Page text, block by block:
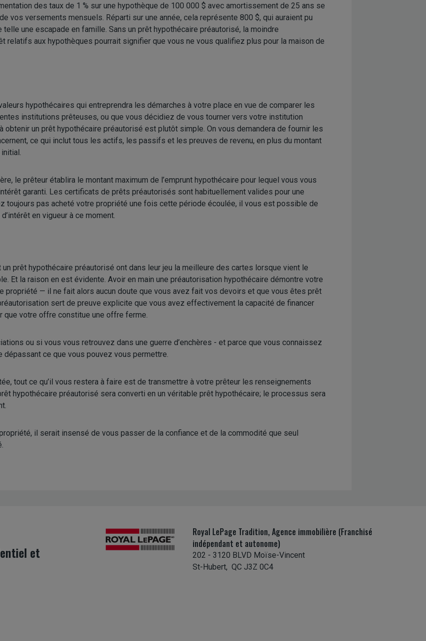
des taux de 1 % sur une hypothèque de 100 000 $ avec amortissement de 25 ans se
vos versements mensuels. Réparti sur une année, cela représente 800 $, qui auraient pu
une escapade en famille. Sans un prêt hypothécaire préautorisé, la moindre
relatifs aux hypothèques pourrait signifier que vous ne vous qualifiez plus pour la maison de
hypothécaires qui entreprendra les démarches à votre place en vue de comparer les
institutions prêteuses, ou que vous décidiez de vous tourner vers votre institution
un prêt hypothécaire préautorisé est plutôt simple. On vous demandera de fournir les
ce qui inclut tous les actifs, les passifs et les preuves de revenu, en plus du montant
le prêteur établira le montant maximum de l’emprunt hypothécaire pour lequel vous vous
garanti. Les certificats de prêts préautorisés sont habituellement valides pour une
toujours pas acheté votre propriété une fois cette période écoulée, il vous est possible de
en vigueur à ce moment.
prêt hypothécaire préautorisé ont dans leur jeu la meilleure des cartes lorsque vient le
Et la raison en est évidente. Avoir en main une préautorisation hypothécaire démontre votre
propriété — il ne fait alors aucun doute que vous avez fait vos devoirs et que vous êtes prêt
sert de preuve explicite que vous avez effectivement la capacité de financer
que votre offre constitue une offre ferme.
ou si vous vous retrouvez dans une guerre d’enchères - et parce que vous connaissez
ce que vous pouvez vous permettre.
tout ce qu’il vous restera à faire est de transmettre à votre prêteur les renseignements
hypothécaire préautorisé sera converti en un véritable prêt hypothécaire; le processus sera
il serait insensé de vous passer de la confiance et de la commodité que seul
et
Royal LePage Tradition, Agence immobilière (Franchisé
indépendant et autonome)
202 - 3120 BLVD Moïse-Vincent
St-Hubert, QC J3Z 0C4